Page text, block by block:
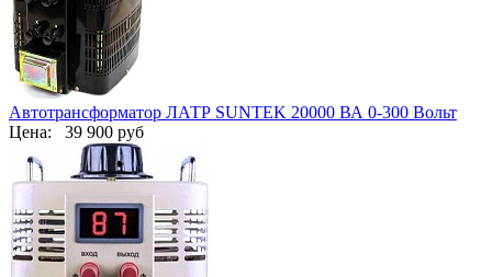
Автотрансформатор ЛАТР SUNTEK 20000 ВА 0-300 Вольт
Цена: 39 900 руб